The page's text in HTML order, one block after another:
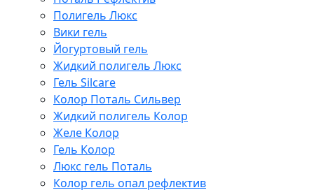
Полигель Люкс
Вики гель
Йогуртовый гель
Жидкий полигель Люкс
Гель Silcare
Колор Поталь Сильвер
Жидкий полигель Колор
Желе Колор
Гель Колор
Люкс гель Поталь
Колор гель опал рефлектив